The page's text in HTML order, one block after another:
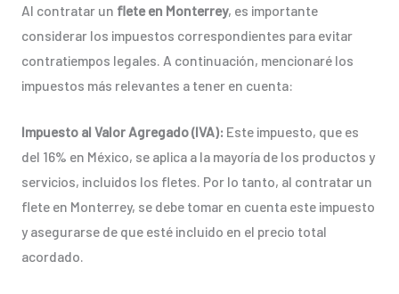
Al contratar un flete en Monterrey, es importante
considerar los impuestos correspondientes para evitar
contratiempos legales. A continuación, mencionaré los
impuestos más relevantes a tener en cuenta:
Impuesto al Valor Agregado (IVA): Este impuesto, que es
del 16% en México, se aplica a la mayoría de los productos y
servicios, incluidos los fletes. Por lo tanto, al contratar un
flete en Monterrey, se debe tomar en cuenta este impuesto
y asegurarse de que esté incluido en el precio total
acordado.